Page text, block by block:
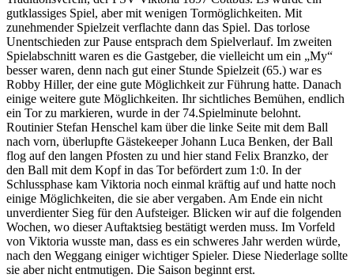
gutklassiges Spiel, aber mit wenigen Tormöglichkeiten. Mit
zunehmender Spielzeit verflachte dann das Spiel. Das torlose
Unentschieden zur Pause entsprach dem Spielverlauf. Im zweiten
Spielabschnitt waren es die Gastgeber, die vielleicht um ein „My“
besser waren, denn nach gut einer Stunde Spielzeit (65.) war es
Robby Hiller, der eine gute Möglichkeit zur Führung hatte. Danach
einige weitere gute Möglichkeiten. Ihr sichtliches Bemühen, endlich
ein Tor zu markieren, wurde in der 74.Spielminute belohnt.
Routinier Stefan Henschel kam über die linke Seite mit dem Ball
nach vorn, überlupfte Gästekeeper Johann Luca Benken, der Ball
flog auf den langen Pfosten zu und hier stand Felix Branzko, der
den Ball mit dem Kopf in das Tor befördert zum 1:0. In der
Schlussphase kam Viktoria noch einmal kräftig auf und hatte noch
einige Möglichkeiten, die sie aber vergaben. Am Ende ein nicht
unverdienter Sieg für den Aufsteiger. Blicken wir auf die folgenden
Wochen, wo dieser Auftaktsieg bestätigt werden muss. Im Vorfeld
von Viktoria wusste man, dass es ein schweres Jahr werden würde,
nach den Weggang einiger wichtiger Spieler. Diese Niederlage sollte
sie aber nicht entmutigen. Die Saison beginnt erst.